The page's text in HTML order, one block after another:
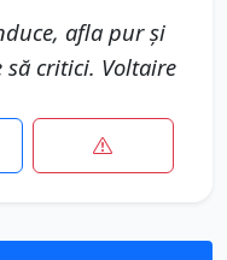
afla pur și
critici. Voltaire